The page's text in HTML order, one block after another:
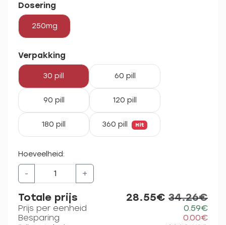
Dosering
250mg
Verpakking
30 pill 60 pill
90 pill 120 pill
180 pill 360 pill Hit
Hoeveelheid:
- +
Totale prijs 28.55€ 34.26€
Prijs per eenheid
0.59€
Besparing
0.00€